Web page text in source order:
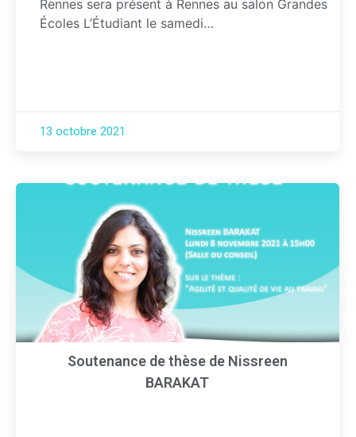
Rennes sera présent à Rennes au salon Grandes
Écoles L’Étudiant le samedi…
13 octobre 2021
Soutenance de thèse de Nissreen
BARAKAT